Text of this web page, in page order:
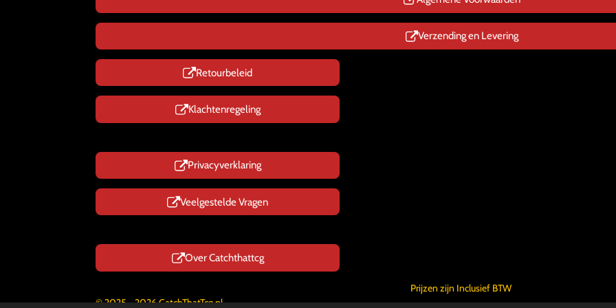
Verzending en Levering
Retourbeleid
Klachtenregeling
Privacyverklaring
Veelgestelde Vragen
Over Catchthattcg
Prijzen zijn Inclusief BTW
© 2025 - 2026 CatchThatTcg.nl